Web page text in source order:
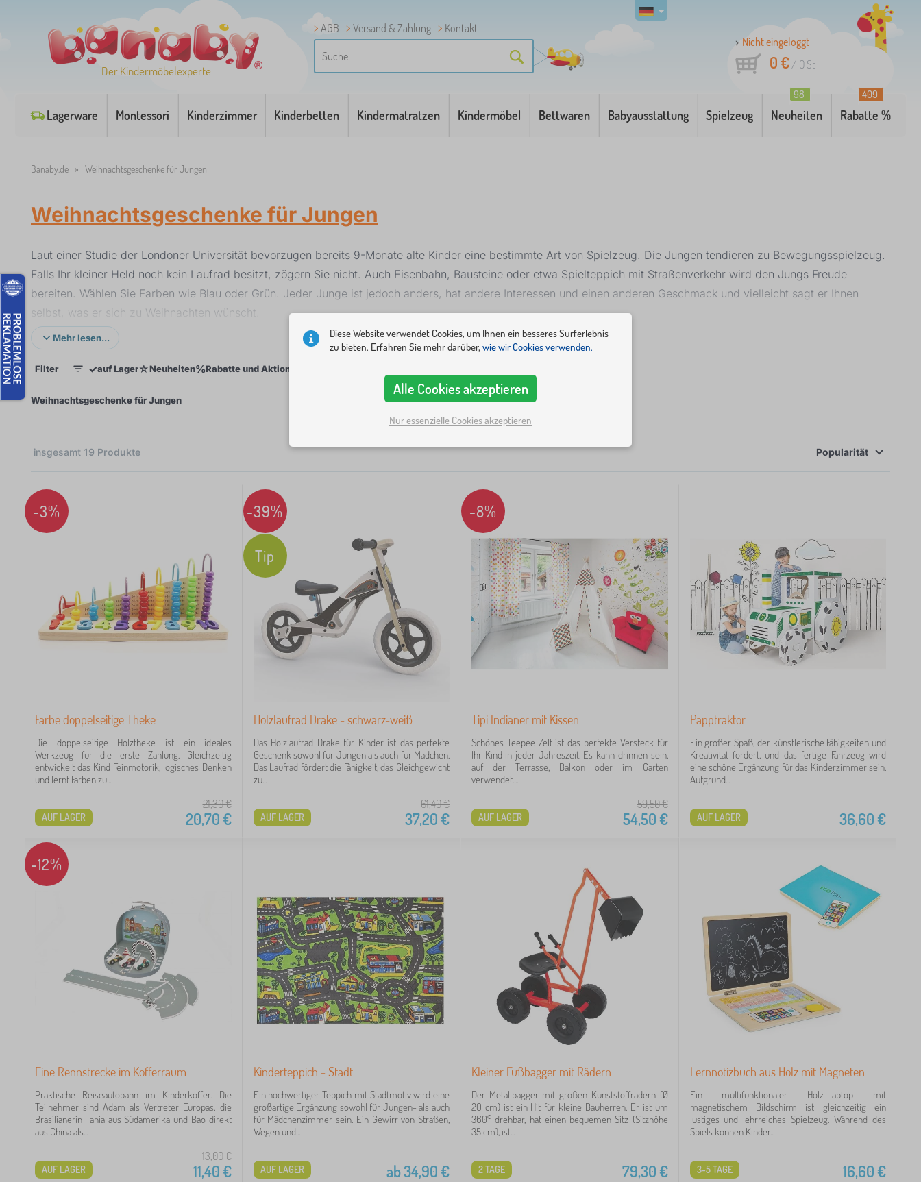
Der Kindermöbelexperte
AGB Versand & Zahlung
Kontakt
Nicht eingeloggt
0 €/ 0 St
Lagerware Montessori Kinderzimmer Kinderbetten Kindermatratzen Kindermöbel Bettwaren Babyausstattung Spielzeug Neuheiten
98
Rabatte %
409
Banaby.de » Weihnachtsgeschenke für Jungen
Weihnachtsgeschenke für Jungen
Laut einer Studie der Londoner Universität bevorzugen bereits 9-Monate alte Kinder eine bestimmte Art von Spielzeug. Die Jungen tendieren zu Bewegungsspielzeug.
Falls Ihr kleiner Held noch kein Laufrad besitzt, zögern Sie nicht. Auch Eisenbahn, Bausteine oder etwa Spielteppich mit Straßenverkehr wird den Jungs Freude
bereiten. Wählen Sie Farben wie Blau oder Grün. Jeder Junge ist jedoch anders, hat andere Interessen und einen anderen Geschmack und vielleicht sagt er Ihnen
selbst, was er sich zu Weihnachten wünscht.
<< Weihnachtsgeschenk-Guide
Mehr lesen...
Filter ✓auf Lager☆Neuheiten%Rabatte und Aktionen
Weihnachtsgeschenke für Jungen
insgesamt 19 Produkte
-3%
Farbe doppelseitige Theke
Die doppelseitige Holztheke ist ein ideales
Werkzeug für die erste Zählung. Gleichzeitig
entwickelt das Kind Feinmotorik, logisches Denken
und lernt Farben zu...
21,30€
20,70€
AUF LAGER
-39%
Tip
Holzlaufrad Drake - schwarz-weiß
Das Holzlaufrad Drake für Kinder ist das perfekte
Geschenk sowohl für Jungen als auch für Mädchen.
Das Laufrad fördert die Fähigkeit, das Gleichgewicht
zu...
61,40€
37,20€
AUF LAGER
-8%
Tipi Indianer mit Kissen
Schönes Teepee Zelt ist das perfekte Versteck für
Ihr Kind in jeder Jahreszeit. Es kann drinnen sein,
auf der Terrasse, Balkon oder im Garten
verwendet....
59,50€
54,50€
AUF LAGER
Papptraktor
Ein großer Spaß, der künstlerische Fähigkeiten und
Kreativität fördert, und das fertige Fahrzeug wird
eine schöne Ergänzung für das Kinderzimmer sein.
Aufgrund...
36,60€
AUF LAGER
-12%
Eine Rennstrecke im Kofferraum
Praktische Reiseautobahn im Kinderkoffer. Die
Teilnehmer sind Adam als Vertreter Europas, die
Brasilianerin Tania aus Südamerika und Bao direkt
aus China als...
13,00€
11,40€
AUF LAGER
Kinderteppich - Stadt
Ein hochwertiger Teppich mit Stadtmotiv wird eine
großartige Ergänzung sowohl für Jungen- als auch
für Mädchenzimmer sein. Ein Gewirr von Straßen,
Wegen und...
ab34,90€
AUF LAGER
Kleiner Fußbagger mit Rädern
Der Metallbagger mit großen Kunststoffrädern (Ø
20 cm) ist ein Hit für kleine Bauherren. Er ist um
360° drehbar, hat einen bequemen Sitz (Sitzhöhe
35 cm), ist...
79,30€
2 TAGE
Lernnotizbuch aus Holz mit Magneten
Ein multifunktionaler Holz-Laptop mit
magnetischem Bildschirm ist gleichzeitig ein
lustiges und lehrreiches Spielzeug. Während des
Spiels können Kinder...
16,60€
3-5 TAGE
Diese Website verwendet Cookies, um Ihnen ein besseres Surferlebnis
zu bieten. Erfahren Sie mehr darüber, wie wir Cookies verwenden.
Alle Cookies akzeptieren
Nur essenzielle Cookies akzeptieren